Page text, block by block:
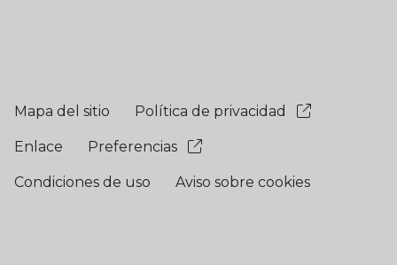
Mapa del sitio Política de privacidad
Enlace Preferencias
Condiciones de uso Aviso sobre cookies